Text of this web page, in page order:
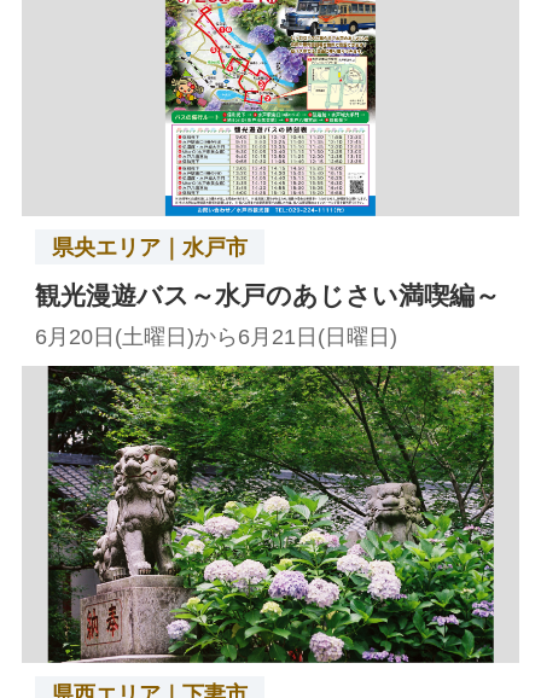
県央エリア｜水戸市
観光漫遊バス～水戸のあじさい満喫編～
6月20日(土曜日)から6月21日(日曜日)